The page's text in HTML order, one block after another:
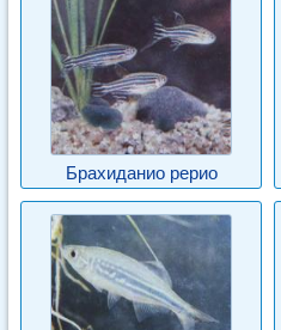
Брахиданио рерио